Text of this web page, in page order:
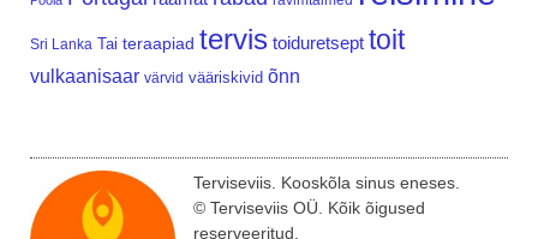
Sri Lanka Tai teraapiad tervis toiduretsept toit
vulkaanisaar värvid vääriskivid õnn
Terviseviis. Kooskõla sinus eneses.
© Terviseviis OÜ. Kõik õigused
reserveeritud.